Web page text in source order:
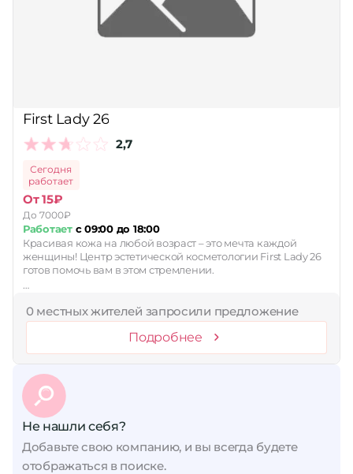
First Lady 26
2,7
Сегодня
работает
От 15₽
До 7000₽
Работаетс 09:00 до 18:00
Красивая кожа на любой возраст – это мечта каждой
женщины! Центр эстетической косметологии First Lady 26
готов помочь вам в этом стремлении.
…
0 местных жителей запросили предложение
Подробнее
Не нашли себя?
Добавьте свою компанию, и вы всегда будете
отображаться в поиске.